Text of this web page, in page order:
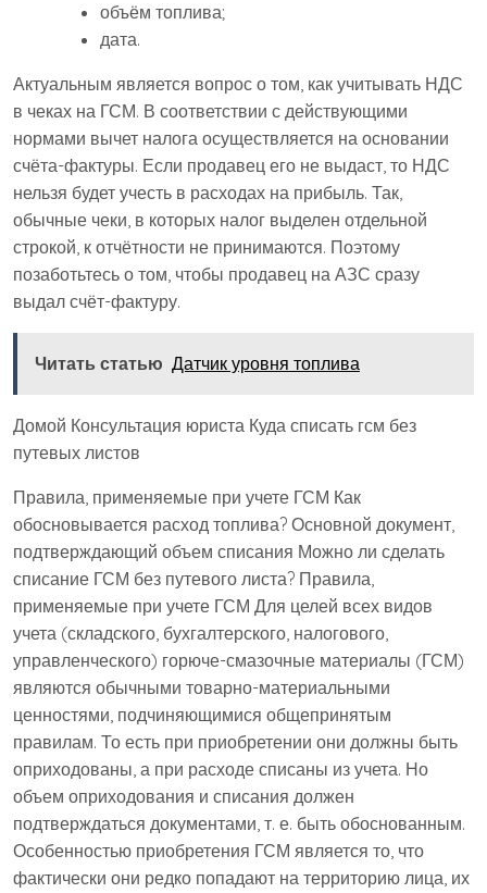
объём топлива;
дата.
Актуальным является вопрос о том, как учитывать НДС
в чеках на ГСМ. В соответствии с действующими
нормами вычет налога осуществляется на основании
счёта-фактуры. Если продавец его не выдаст, то НДС
нельзя будет учесть в расходах на прибыль. Так,
обычные чеки, в которых налог выделен отдельной
строкой, к отчётности не принимаются. Поэтому
позаботьтесь о том, чтобы продавец на АЗС сразу
выдал счёт-фактуру.
Читать статью Датчик уровня топлива
Домой Консультация юриста Куда списать гсм без
путевых листов
Правила, применяемые при учете ГСМ Как
обосновывается расход топлива? Основной документ,
подтверждающий объем списания Можно ли сделать
списание ГСМ без путевого листа? Правила,
применяемые при учете ГСМ Для целей всех видов
учета (складского, бухгалтерского, налогового,
управленческого) горюче-смазочные материалы (ГСМ)
являются обычными товарно-материальными
ценностями, подчиняющимися общепринятым
правилам. То есть при приобретении они должны быть
оприходованы, а при расходе списаны из учета. Но
объем оприходования и списания должен
подтверждаться документами, т. е. быть обоснованным.
Особенностью приобретения ГСМ является то, что
фактически они редко попадают на территорию лица, их